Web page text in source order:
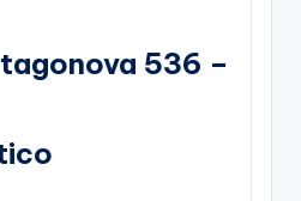
536 –